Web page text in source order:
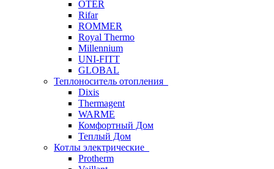
OTER
Rifar
ROMMER
Royal Thermo
Millennium
UNI-FITT
GLOBAL
Теплоноситель отопления
Dixis
Thermagent
WARME
Комфортный Дом
Теплый Дом
Котлы электрические
Protherm